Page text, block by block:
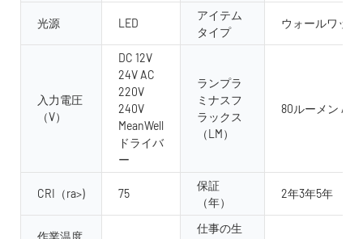
光源 LED
アイテム
タイプ
ウォールワッ
入力電圧
（V）
DC 12V
24V AC
220V
240V
MeanWell
ドライバ
ー
ランプラ
ミナスフ
ラックス
（LM）
80ルーメン /w
CRI（ra>) 75
保証
（年）
2年3年5年
作業温度
仕事の生